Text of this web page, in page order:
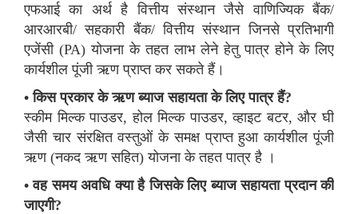
एफआई का अर्थ है वित्तीय संस्थान जैसे वाणिज्यिक बैंक/
आरआरबी/ सहकारी बैंक/ वित्तीय संस्थान जिनसे प्रतिभागी
एजेंसी (PA) योजना के तहत लाभ लेने हेतु पात्र होने के लिए
कार्यशील पूंजी ऋण प्राप्त कर सकते हैं।
• किस प्रकार के ऋण ब्याज सहायता के लिए पात्र हैं?
स्कीम मिल्क पाउडर, होल मिल्क पाउडर, व्हाइट बटर, और घी
जैसी चार संरक्षित वस्तुओं के समक्ष प्राप्त हुआ कार्यशील पूंजी
ऋण (नकद ऋण सहित) योजना के तहत पात्र है ।
• वह समय अवधि क्या है जिसके लिए ब्याज सहायता प्रदान की
जाएगी?